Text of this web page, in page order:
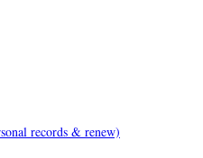
records & renew)